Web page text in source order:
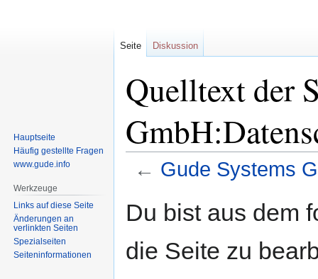
Quelltext der
← Gude Systems
Navigation
Suche
Du bist aus dem
die Seite zu
Seite Diskussion
Hauptseite
Häufig gestellte Fragen
www.gude.info
Werkzeuge
Links auf diese Seite
Änderungen an
verlinkten Seiten
Spezialseiten
Seiten­informationen